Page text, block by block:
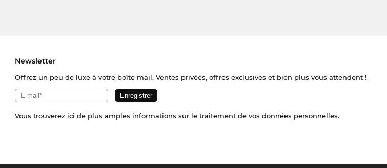
Newsletter
Offrez un peu de luxe à votre boîte mail. Ventes privées, offres exclusives et bien plus vous attendent !
Vous trouverez ici de plus amples informations sur le traitement de vos données personnelles.